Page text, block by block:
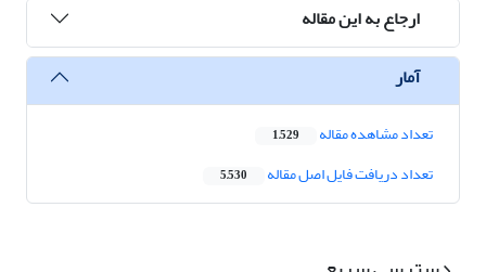
ارجاع به این مقاله
آمار
تعداد مشاهده مقاله 1,529
تعداد دریافت فایل اصل مقاله 5,530